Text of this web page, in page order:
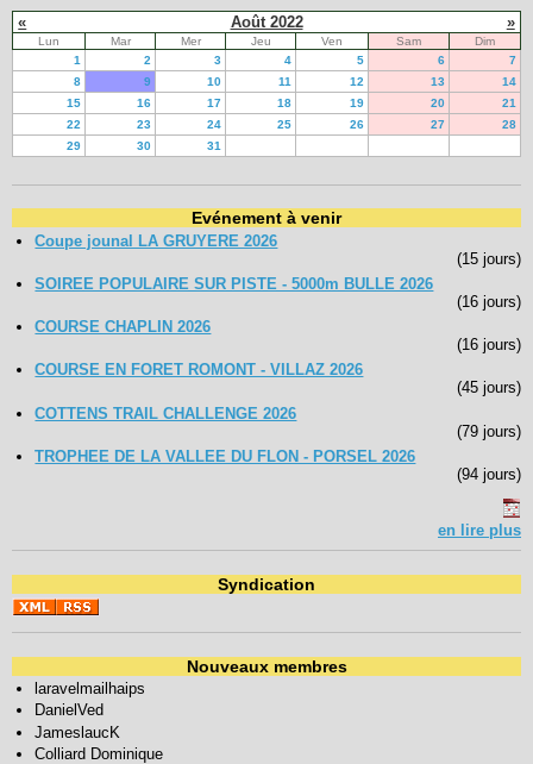
« Août 2022 »
Lun Mar Mer Jeu Ven Sam
Dim
1
2 3 4 5 6
7
8
9 10 11 12 13
14
15
16 17 18 19 20
21
22
23 24 25 26 27
28
29
30 31
Evénement à venir
Coupe jounal LA GRUYERE 2026
(15 jours)
SOIREE POPULAIRE SUR PISTE - 5000m BULLE 2026
(16 jours)
COURSE CHAPLIN 2026
(16 jours)
COURSE EN FORET ROMONT - VILLAZ 2026
(45 jours)
COTTENS TRAIL CHALLENGE 2026
(79 jours)
TROPHEE DE LA VALLEE DU FLON - PORSEL 2026
(94 jours)
en lire plus
Syndication
Nouveaux membres
laravelmailhaips
DanielVed
JameslaucK
Colliard Dominique